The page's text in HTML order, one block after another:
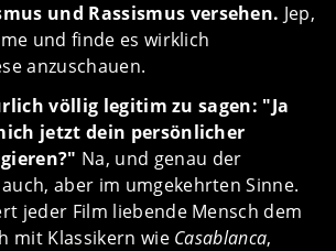
und Rassismus versehen. Jep,
und finde es wirklich
anzuschauen.
völlig legitim zu sagen: "Ja
jetzt dein persönlicher
Na, und genau der
aber im umgekehrten Sinne.
jeder Film liebende Mensch dem
mit Klassikern wieCasablanca,